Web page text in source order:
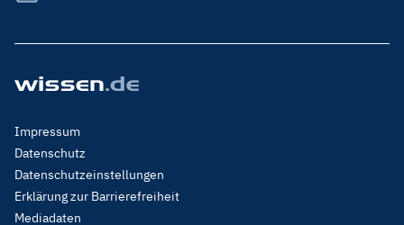
Footer
Menu
Legal
Impressum
Datenschutz
Datenschutzeinstellungen
Erklärung zur Barrierefreiheit
Mediadaten